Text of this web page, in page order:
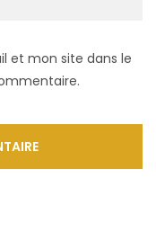
et mon site dans le